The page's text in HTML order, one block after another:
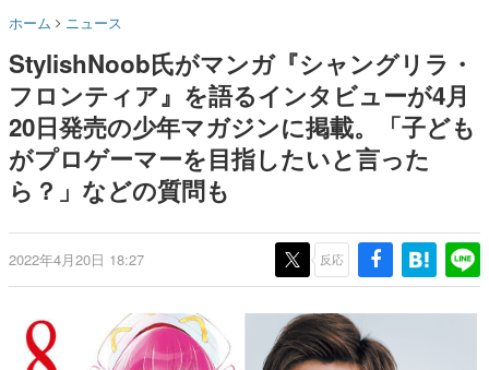
名作ゲームクリエイターの方々に製作時のエピソードをお
きます。
赫本
この物語を解いてはいけない。『赫本』は、〈試験問題〉
の形をした短編ホラー小説集です。
新世代に訊く
これからのデジタルゲーム市場を担う若きクリエイター達
ゲーム世代の作家たち
ゲームに多大な影響を受けた作家さんに取材し、ゲームが
画です。
日本モバイルゲーム産業史
ホーム ニュース
StylishNoob氏がマンガ『シャングリラ・
フロンティア』を語るインタビューが4月
20日発売の少年マガジンに掲載。「子ども
がプロゲーマーを目指したいと言った
ら？」などの質問も
2022年4月20日 18:27 反応